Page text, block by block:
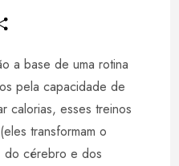
a
r
e
a base de uma rotina
pela capacidade de
calorias, esses treinos
transformam o
do cérebro e dos